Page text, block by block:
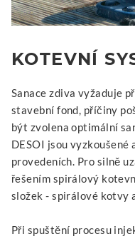
KOTEVNÍ
Sanace zdiva vyžaduje
stavební fond, příčiny
být zvolena optimální
DESOI jsou vyzkoušené
provedeních. Pro silně
řešením spirálový
složek - spirálové kotvy
Při spuštění procesu